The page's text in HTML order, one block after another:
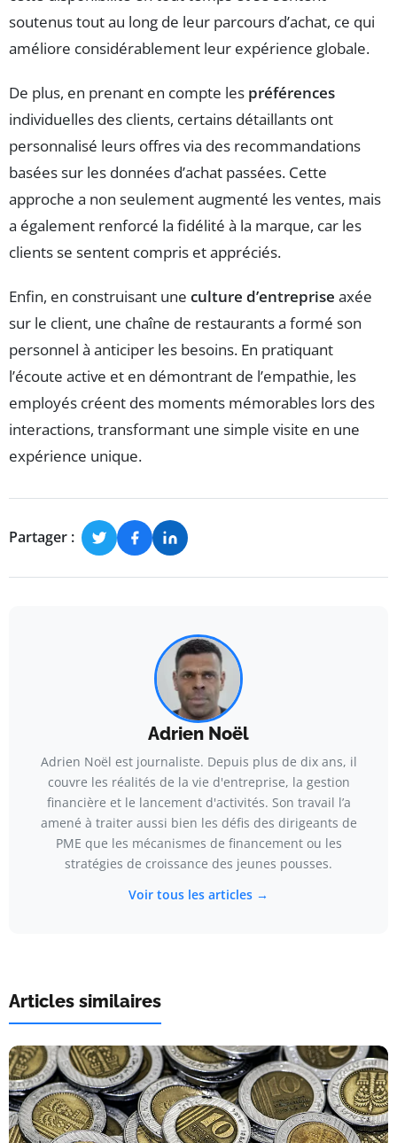
soutenus tout au long de leur parcours d’achat, ce qui
améliore considérablement leur expérience globale.
De plus, en prenant en compte les préférences
individuelles des clients, certains détaillants ont
personnalisé leurs offres via des recommandations
basées sur les données d’achat passées. Cette
approche a non seulement augmenté les ventes, mais
a également renforcé la fidélité à la marque, car les
clients se sentent compris et appréciés.
Enfin, en construisant une culture d’entreprise axée
sur le client, une chaîne de restaurants a formé son
personnel à anticiper les besoins. En pratiquant
l’écoute active et en démontrant de l’empathie, les
employés créent des moments mémorables lors des
interactions, transformant une simple visite en une
expérience unique.
Partager :
Adrien Noël
Adrien Noël est journaliste. Depuis plus de dix ans, il
couvre les réalités de la vie d'entreprise, la gestion
financière et le lancement d'activités. Son travail l’a
amené à traiter aussi bien les défis des dirigeants de
PME que les mécanismes de financement ou les
stratégies de croissance des jeunes pousses.
Voir tous les articles →
Articles similaires